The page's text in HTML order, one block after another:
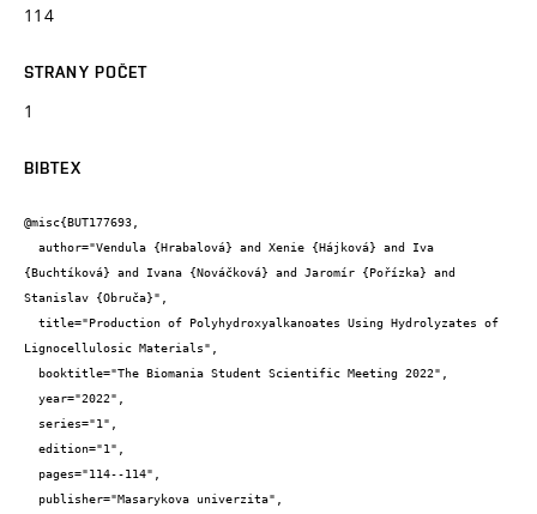
114
STRANY POČET
1
BIBTEX
@misc{BUT177693,
{Buchtíková} and Ivana {Nováčková} and Jaromír {Pořízka} and
Stanislav {Obruča}",
Lignocellulosic Materials",